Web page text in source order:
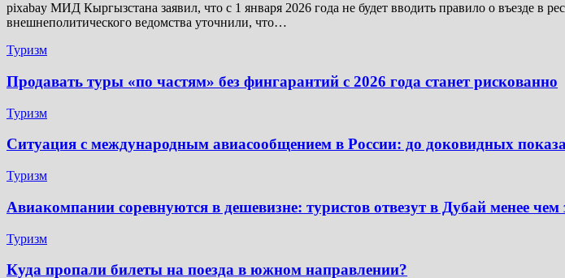
pixabay МИД Кыргызстана заявил, что с 1 января 2026 года не будет вводить правило о въезде в
внешнеполитического ведомства уточнили, что…
Туризм
Продавать туры «по частям» без фингарантий с 2026 года станет рискованно
Туризм
Ситуация с международным авиасообщением в России: до доковидных
Туризм
Авиакомпании соревнуются в дешевизне: туристов отвезут в Дубай менее
Туризм
Куда пропали билеты на поезда в южном направлении?